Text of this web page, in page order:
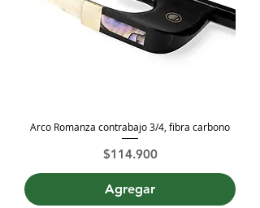
Arco Romanza contrabajo 3/4, fibra carbono
Precio
$114.900
Agregar